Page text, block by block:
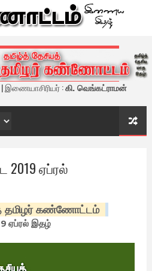
இணைய இதழ்
| இணையாசிரியர் :கி. வெங்கட்ராமன்
ஏப்ரல்
தமிழர் கண்ணோட்டம்
ஏப்ரல் இதழ்